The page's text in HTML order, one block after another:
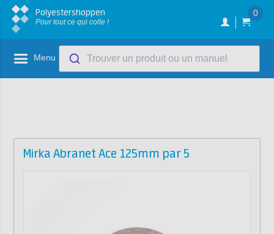
Polyestershoppen
Pour tout ce qui colle !
0
Menu Trouver un produit ou un manuel
Mirka Abranet Ace 125mm par 5